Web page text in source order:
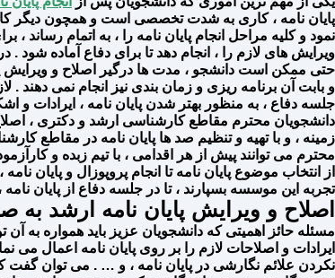
پایان نامه ، کاری به شدت تخصصی است و همچون دیگر
نمود و کلیه مراحل انجام پایان نامه را ، به اتمام رساند
ویرایش های لازم را ، انجام دهد تا برای دفاع آماده شود
حتی ممکن است دانشجو ، مدت ها درگیر اصلاح و ویرایش
و بابت آن برنامه ریزی و زمان بندی نیز انجام نمی دهند .
جلسه دفاع ، به منظور بهتر شدن پایان نامه ، ایرادات و
دانشجویان محترم مقاطع کارشناسی ارشد و دکتری ،
زمینه ، و با تهیه و تنظیم صد ها پایان نامه در مقاطع
محترم می‌ توانند پیش از هر اقدامی ، با تیم زبده و
از انتخاب موضوع پایان نامه تا انجام پروپوزال و پایان
تجربه این موسسه بسپارند ، تا در جلسه دفاع از پایان
اصلاح و ویرایش پایان نامه ارشد
مسئله حائز اهمیتی که دانشجویان عزیز باید همواره به
ایرادات و اصلاحات لازم را بر روی پایان نامه اعمال
نکردن علائم نگارشی در پایان نامه ، و … . می توان